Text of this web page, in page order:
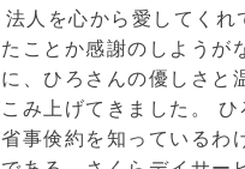
人を心から愛してくれ
ことか感謝のしようが
、ひろさんの優しさと
み上げてきました。
事倹約を知っているわ